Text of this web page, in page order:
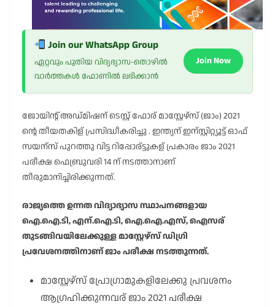
Join our WhatsApp Group
ഏറ്റവും പുതിയ വിദ്യഭ്യാസ-തൊഴിൽ
വാർത്തകൾ ഫോണിൽ ലഭിക്കാൻ
Join Now
ജോയിന്റ് അഡ്മിഷന് ടെസ്റ്റ് ഫോര് മാസ്റ്റേഴ്സ് (ജാം) 2021
ന്റെ തീയതകിള് പ്രസിദ്ധീകരിച്ചു . ഇന്ത്യന് ഇന്സ്റ്റിറ്റ്യൂട്ട് ഓഫ്
സയന്സ് പുറത്തു വിട്ട റിപ്പോര്ട്ടുകള് പ്രകാരം ജാം 2021
പരീക്ഷ ഫെബ്രുവരി 14 ന് നടത്താനാണ്
തീരുമാനിച്ചിരിക്കുന്നത്.
രാജ്യത്തെ ഉന്നത വിദ്യാഭ്യാസ സ്ഥാപനങ്ങളായ
ഐ.ഐ.ടി, എന്.ഐ.ടി, ഐ.ഐ.എസ്, ഐസര്
തുടങ്ങിവയിലേക്കുള്ള മാസ്റ്റേഴ്സ് ഡിഗ്രി
പ്രവേശനത്തിനാണ് ജാം പരീക്ഷ നടത്തുന്നത്.
മാസ്റ്റേഴ്സ് പ്രോഗ്രാമുകളിലേക്കു പ്രവശനം
ആഗ്രഹിക്കുന്നവര് ജാം 2021 പരീക്ഷ